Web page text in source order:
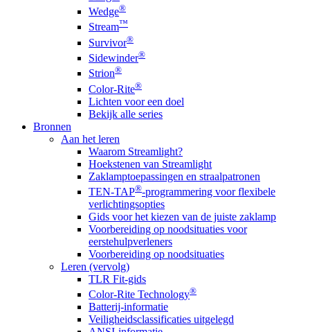
Wedge®
Stream™
Survivor®
Sidewinder®
Strion®
Color-Rite®
Lichten voor een doel
Bekijk alle series
Bronnen
Aan het leren
Waarom Streamlight?
Hoekstenen van Streamlight
Zaklamptoepassingen en straalpatronen
TEN-TAP®-programmering voor flexibele
verlichtingsopties
Gids voor het kiezen van de juiste zaklamp
Voorbereiding op noodsituaties voor
eerstehulpverleners
Voorbereiding op noodsituaties
Leren (vervolg)
TLR Fit-gids
Color-Rite Technology®
Batterij-informatie
Veiligheidsclassificaties uitgelegd